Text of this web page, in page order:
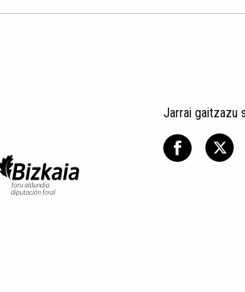
Jarrai gaitzazu